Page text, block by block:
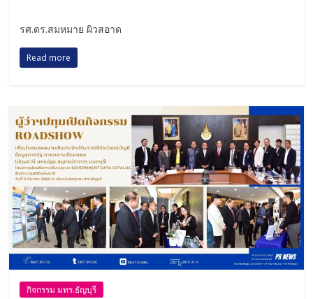
รศ.ดร.สมหมาย ผิวสอาด
Read more
กิจกรรม มทร.ธัญบุรี